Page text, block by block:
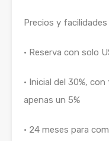
Precios y facilidades
• Reserva con solo
• Inicial del 30%,
apenas un 5%
• 24 meses para